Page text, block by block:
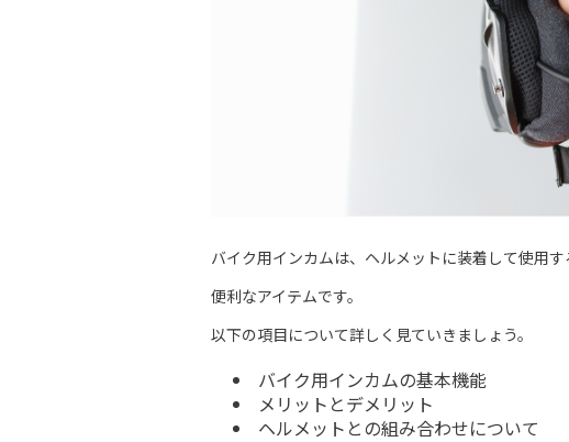
バイク用インカムは、ヘルメットに装着して使用
便利なアイテムです。
以下の項目について詳しく見ていきましょう。
バイク用インカムの基本機能
メリットとデメリット
ヘルメットとの組み合わせについて